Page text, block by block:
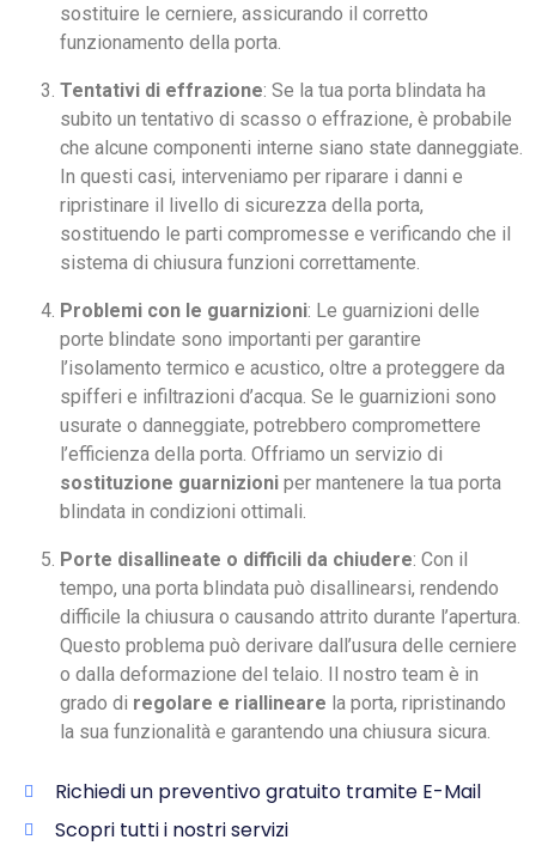
sostituire le cerniere, assicurando il corretto
funzionamento della porta.
Tentativi di effrazione: Se la tua porta blindata ha
subito un tentativo di scasso o effrazione, è probabile
che alcune componenti interne siano state danneggiate.
In questi casi, interveniamo per riparare i danni e
ripristinare il livello di sicurezza della porta,
sostituendo le parti compromesse e verificando che il
sistema di chiusura funzioni correttamente.
Problemi con le guarnizioni: Le guarnizioni delle
porte blindate sono importanti per garantire
l’isolamento termico e acustico, oltre a proteggere da
spifferi e infiltrazioni d’acqua. Se le guarnizioni sono
usurate o danneggiate, potrebbero compromettere
l’efficienza della porta. Offriamo un servizio di
sostituzione guarnizioni per mantenere la tua porta
blindata in condizioni ottimali.
Porte disallineate o difficili da chiudere: Con il
tempo, una porta blindata può disallinearsi, rendendo
difficile la chiusura o causando attrito durante l’apertura.
Questo problema può derivare dall’usura delle cerniere
o dalla deformazione del telaio. Il nostro team è in
grado di regolare e riallineare la porta, ripristinando
la sua funzionalità e garantendo una chiusura sicura.
Richiedi un preventivo gratuito tramite E-Mail
Scopri tutti i nostri servizi